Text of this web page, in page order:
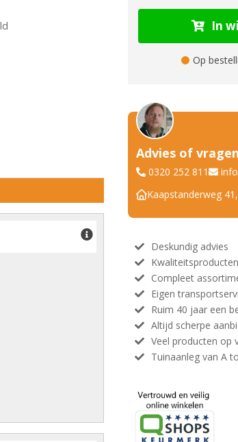
In
Op
Advies of
0320 252 811
Kaapstanderweg
Deskundig advies
Kwaliteitsproducten
Compleet
Eigen
Ruim 40 jaar een
Altijd scherpe
Veel producten op
Tuinaanleg van A